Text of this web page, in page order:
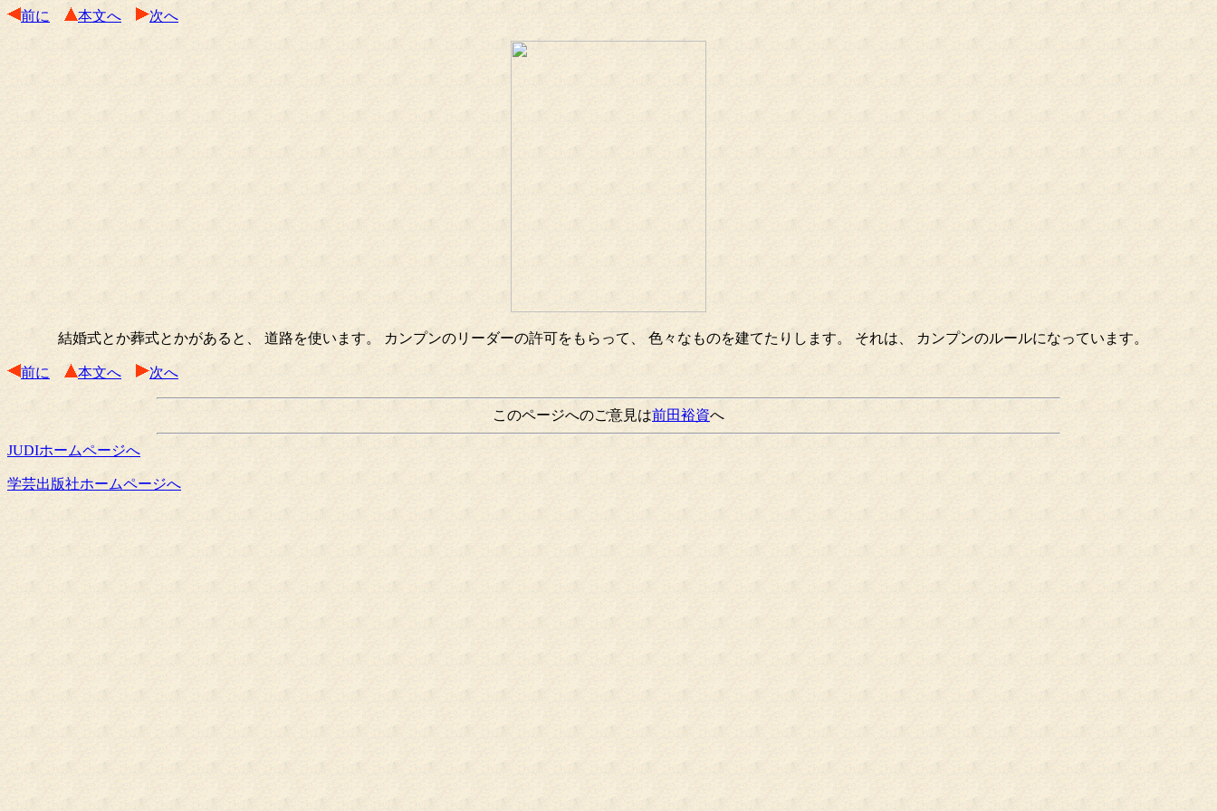
前に 本文へ 次へ
結婚式とか葬式とかがあると、 道路を使います。 カンプンのリーダーの許可をもらって、 色々なものを建てたりします。 それは、 カンプンのルールになっています。
前に 本文へ 次へ
このページへのご意見は前田裕資へ
JUDIホームページへ
学芸出版社ホームページへ